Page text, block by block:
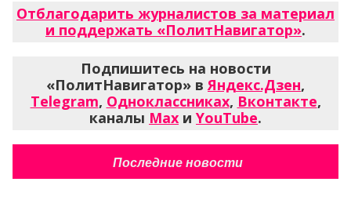
Отблагодарить журналистов за материал
и поддержать «ПолитНавигатор».
Подпишитесь на новости
«ПолитНавигатор» вЯндекс.Дзен,
Telegram, Одноклассниках, Вконтакте,
каналы Max и YouTube.
Последние новости